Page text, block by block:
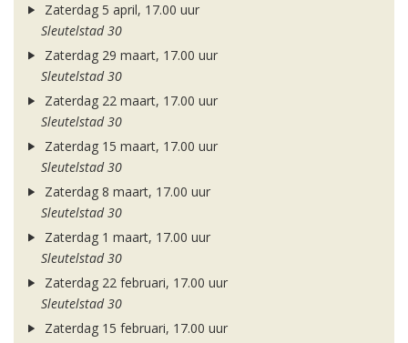
Zaterdag 5 april, 17.00 uur
Sleutelstad 30
Zaterdag 29 maart, 17.00 uur
Sleutelstad 30
Zaterdag 22 maart, 17.00 uur
Sleutelstad 30
Zaterdag 15 maart, 17.00 uur
Sleutelstad 30
Zaterdag 8 maart, 17.00 uur
Sleutelstad 30
Zaterdag 1 maart, 17.00 uur
Sleutelstad 30
Zaterdag 22 februari, 17.00 uur
Sleutelstad 30
Zaterdag 15 februari, 17.00 uur